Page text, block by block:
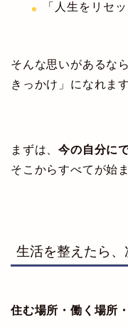
「人生をリセ
そんな思いがあるな
きっかけ」になれます
まずは、今の自分に
そこからすべてが始
生活を整えたら
住む場所・働く場所